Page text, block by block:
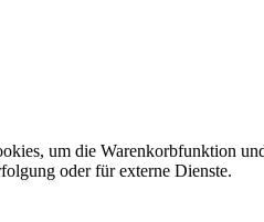
um die Warenkorbfunktion
oder für externe Dienste.